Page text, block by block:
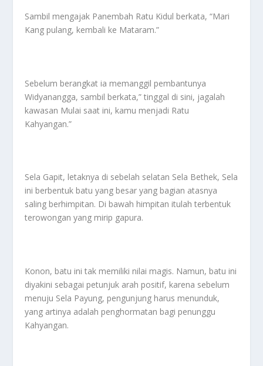
Sambil mengajak Panembah Ratu Kidul berkata, “Mari
Kang pulang, kembali ke Mataram.”
Sebelum berangkat ia memanggil pembantunya
Widyanangga, sambil berkata,” tinggal di sini, jagalah
kawasan Mulai saat ini, kamu menjadi Ratu
Kahyangan.”
Sela Gapit, letaknya di sebelah selatan Sela Bethek, Sela
ini berbentuk batu yang besar yang bagian atasnya
saling berhimpitan. Di bawah himpitan itulah terbentuk
terowongan yang mirip gapura.
Konon, batu ini tak memiliki nilai magis. Namun, batu ini
diyakini sebagai petunjuk arah positif, karena sebelum
menuju Sela Payung, pengunjung harus menunduk,
yang artinya adalah penghormatan bagi penunggu
Kahyangan.